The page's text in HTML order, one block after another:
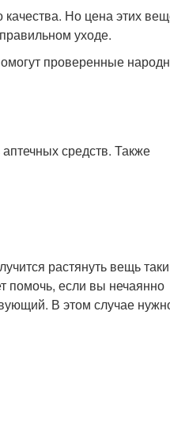
Но цена этих
уходе.
проверенные
средств. Также
растянуть вещь
помочь, если вы нечаянно
В этом случае